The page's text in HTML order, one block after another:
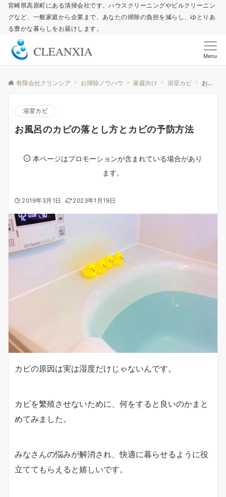
宮崎県高原町にある清掃会社です。ハウスクリーニングやビルクリーニン
グなど、一般家庭から企業まで、あなたの掃除の負担を減らし、ゆとりあ
る豊かな暮らしをお届けします。
Menu
有限会社クリンシア お掃除ノウハウ 家庭向け 浴室カビ お風呂のカビの落とし方とカビの予防方法
浴室カビ
お風呂のカビの落とし方とカビの予防方法
本ページはプロモーションが含まれている場合があり
ます。
2019年3月1日 2023年1月19日
カビの原因は実は湿度だけじゃないんです。
カビを繁殖させないために、何をすると良いのかまと
めてみました。
みなさんの悩みが解消され、快適に暮らせるように役
立ててもらえると嬉しいです。